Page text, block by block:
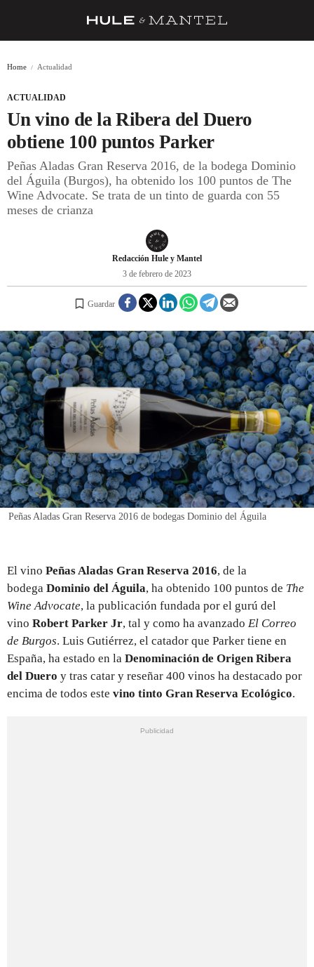
BARRAS Y ESTRELLAS
DÓNDE COMER
ÍDOLOS DE MESAS
REGISTRO
INICIAR SESIÓN
Home Actualidad
ACTUALIDAD
Un vino de la Ribera del Duero
obtiene 100 puntos Parker
Peñas Aladas Gran Reserva 2016, de la bodega Dominio
del Águila (Burgos), ha obtenido los 100 puntos de The
Wine Advocate. Se trata de un tinto de guarda con 55
meses de crianza
Redacción Hule y Mantel
3 de febrero de 2023
Guardar
Peñas Aladas Gran Reserva 2016 de bodegas Dominio del Águila
El vino Peñas Aladas Gran Reserva 2016, de la
bodega Dominio del Águila, ha obtenido 100 puntos de The
Wine Advocate, la publicación fundada por el gurú del
vino Robert Parker Jr, tal y como ha avanzado El Correo
de Burgos. Luis Gutiérrez, el catador que Parker tiene en
España, ha estado en la Denominación de Origen Ribera
del Duero y tras catar y reseñar 400 vinos ha destacado por
encima de todos este vino tinto Gran Reserva Ecológico.